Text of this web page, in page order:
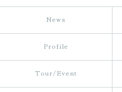
News
Profile
Tour/Event